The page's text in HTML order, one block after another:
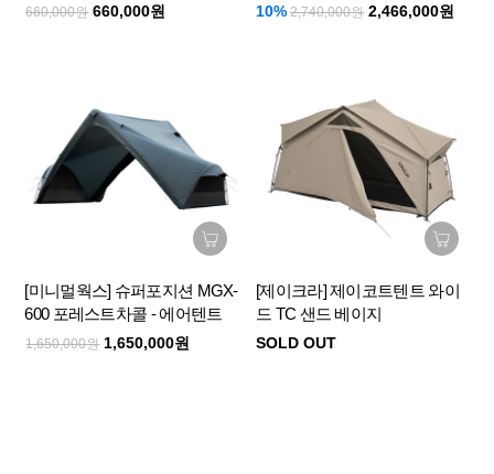
660,000원 660,000원 10% 2,740,000원 2,466,000원
[미니멀웍스] 슈퍼포지션 MGX-
600 포레스트차콜 - 에어텐트
1,650,000원 1,650,000원
[제이크라] 제이코트텐트 와이
드 TC 샌드 베이지
SOLD OUT